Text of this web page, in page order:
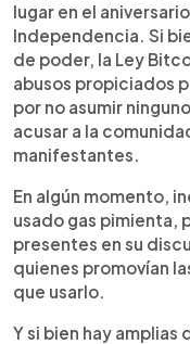
lugar en el
Independencia. Si
de poder, la Ley
abusos propiciados
por no asumir
acusar a la
manifestantes.
En algún momento,
usado gas pimienta,
presentes en su
quienes promovían
que usarlo.
Y si bien hay